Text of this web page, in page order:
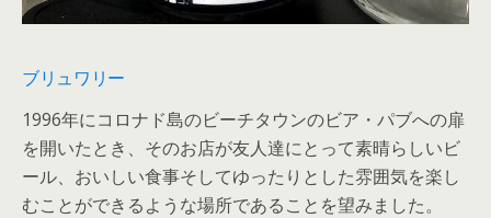
ブリュワリー
1996年にコロナド島のビーチタウンのビア・パブへの扉
を開いたとき、そのお店が友人達にとって素晴らしいビ
ール、おいしい食事そしてゆったりとした雰囲気を楽し
むことができるような場所であることを望みました。